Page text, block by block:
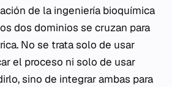
de la ingeniería bioquímica
dos dominios se cruzan para
No se trata solo de usar
el proceso ni solo de usar
sino de integrar ambas para